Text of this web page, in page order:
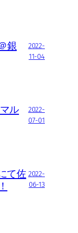
銀
2022-
11-04
ル
2022-
07-01
て佐 2022-
06-13